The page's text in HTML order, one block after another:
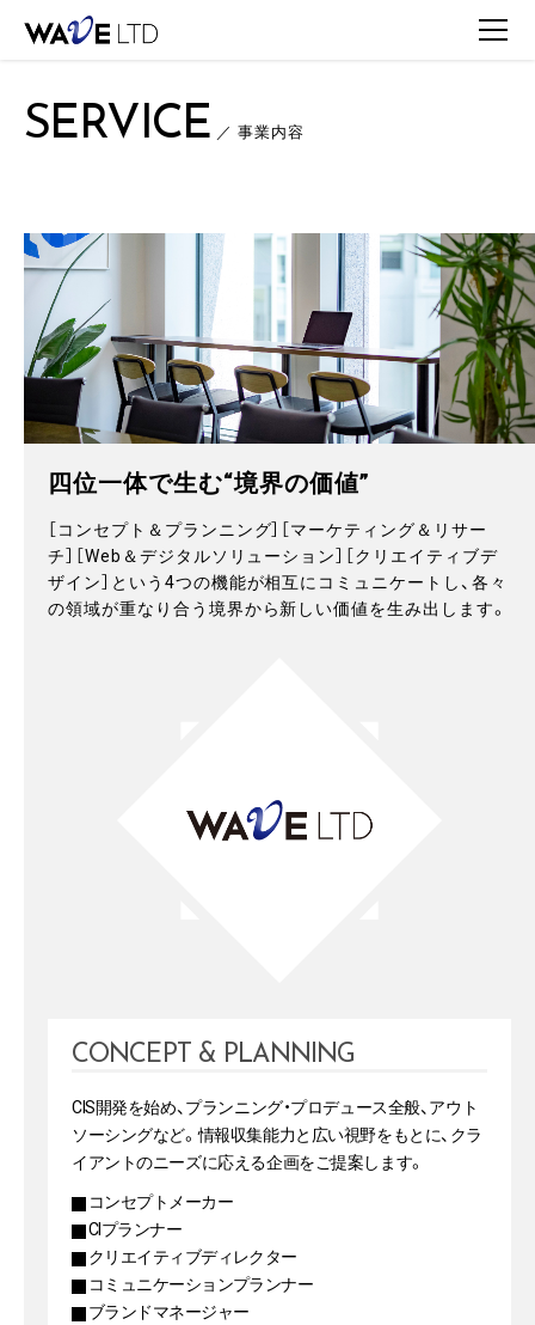
TOP SERVICE
SERVICE ／ 事業内容
四位一体で生む“境界の価値”
［コンセプト＆プランニング］［マーケティング＆リサー
チ］［Web＆デジタルソリューション］［クリエイティブデ
ザイン］
という4つの機能が相互にコミュニケートし、各々
の領域が重なり合う境界から新しい価値を生み出します。
CONCEPT & PLANNING
CIS開発を始め、プランニング・プロデュース全般、アウト
ソーシングなど。情報収集能力と広い視野をもとに、クラ
イアントのニーズに応える企画をご提案します。
コンセプトメーカー
CIプランナー
クリエイティブディレクター
コミュニケーションプランナー
ブランドマネージャー